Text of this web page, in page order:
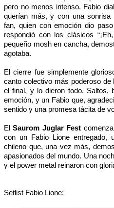
pero no menos intenso. Fabio
querían más, y con una sonrisa
fan, quien con emoción dio
respondió con los clásicos
pequeño mosh en cancha,
agotaba.
El cierre fue simplemente
canto colectivo más poderoso
el final, y lo dieron todo. Saltos,
emoción, y un Fabio que,
sentido y una promesa tácita de
ElSaurom Juglar Fest
con un Fabio Lione entregado,
chileno que, una vez más,
apasionados del mundo. Una
y el power metal reinaron con
Setlist Fabio Lione: